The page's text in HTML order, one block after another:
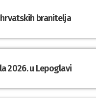
branitelja
2026. u Lepoglavi